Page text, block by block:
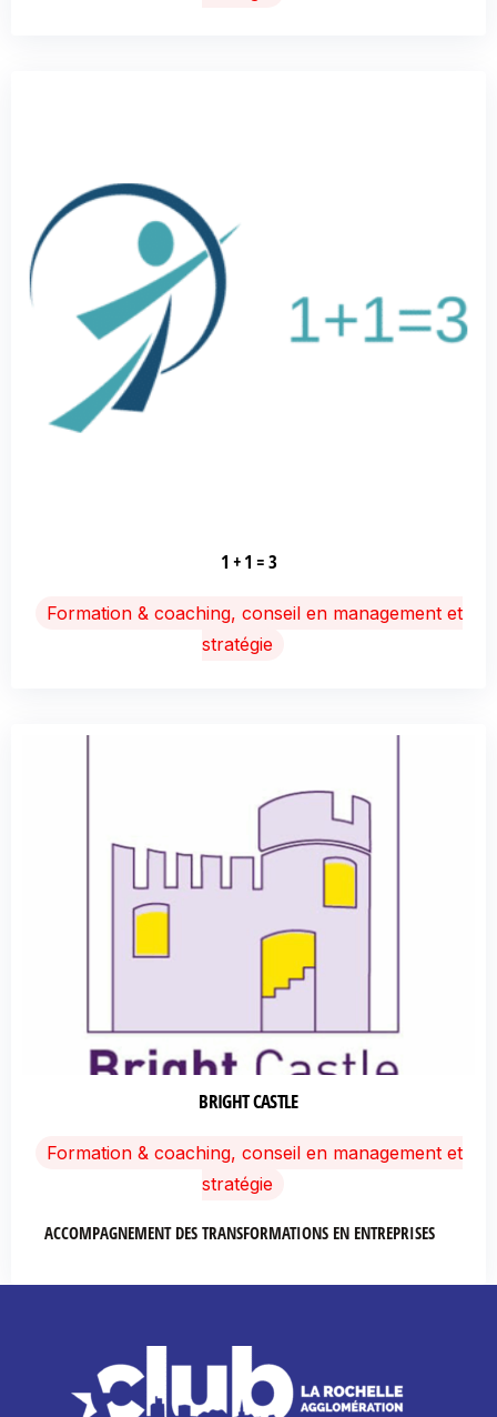
1 + 1 = 3
Formation & coaching, conseil en management et
stratégie
BRIGHT CASTLE
Formation & coaching, conseil en management et
stratégie
ACCOMPAGNEMENT DES TRANSFORMATIONS EN ENTREPRISES